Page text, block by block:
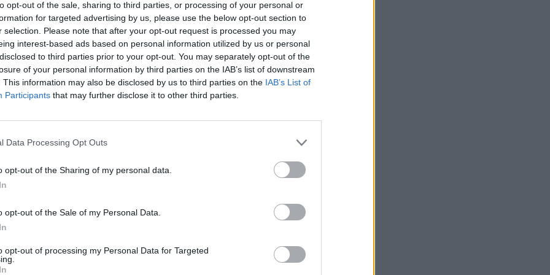
opt-out of the sale, sharing to third parties, or processing of your personal or
for targeted advertising by us, please use the below opt-out section to
selection. Please note that after your opt-out request is processed you may
interest-based ads based on personal information utilized by us or personal
to third parties prior to your opt-out. You may separately opt-out of the
of your personal information by third parties on the IAB’s list of downstream
This information may also be disclosed by us to third parties on the IAB’s List of
Participants that may further disclose it to other third parties.
Data Processing Opt Outs
opt-out of the Sharing of my personal data.
opt-out of the Sale of my Personal Data.
opt-out of processing my Personal Data for Targeted
«Ρώσοι μισθοφόροι έχουν τοποθετήσει
νάρκες στη Λιβύη»
Μαχητές της ομάδας Wagner κατηγορούνται
αμάχων γύρω από το Κίεβο
ομάδας μισθοφόρων Wagner, από τη Ρωσία και τη